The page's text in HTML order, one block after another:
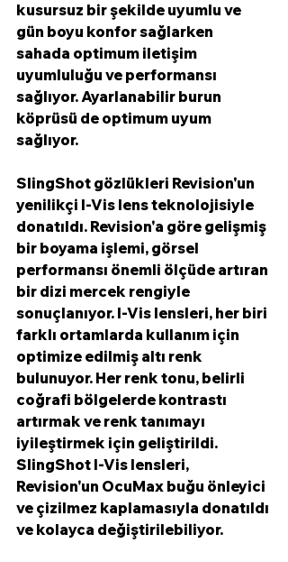
kusursuz bir şekilde uyumlu ve
gün boyu konfor sağlarken
sahada optimum iletişim
uyumluluğu ve performansı
sağlıyor. Ayarlanabilir burun
köprüsü de optimum uyum
sağlıyor.
SlingShot gözlükleri Revision'un
yenilikçi I-Vis lens teknolojisiyle
donatıldı. Revision'a göre gelişmiş
bir boyama işlemi, görsel
performansı önemli ölçüde artıran
bir dizi mercek rengiyle
sonuçlanıyor. I-Vis lensleri, her biri
farklı ortamlarda kullanım için
optimize edilmiş altı renk
bulunuyor. Her renk tonu, belirli
coğrafi bölgelerde kontrastı
artırmak ve renk tanımayı
iyileştirmek için geliştirildi.
SlingShot I-Vis lensleri,
Revision'un OcuMax buğu önleyici
ve çizilmez kaplamasıyla donatıldı
ve kolayca değiştirilebiliyor.